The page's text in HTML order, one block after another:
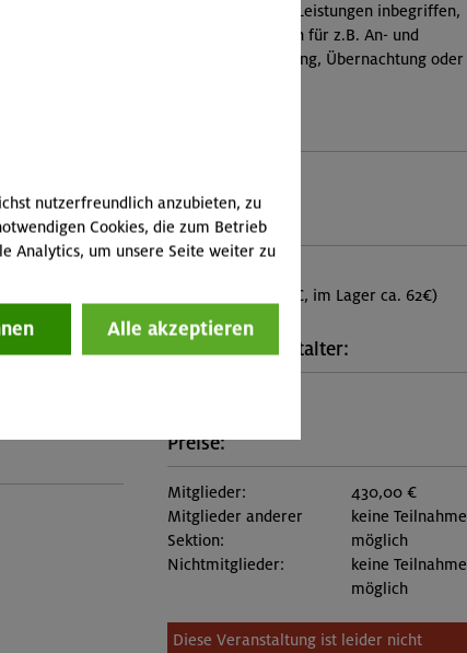
und
und Firn,
Abseilen,
erworbene
(Falls nicht in den Leistungen inbegriffen,
fallen Zusatzkosten für z.B. An- und
Abreise, Verpflegung, Übernachtung oder
Stützpunkt:
(Ü+HP im MBZ 72€, im Lager ca. 62€)
Kontakt Veranstalter:
Preise:
Mitglieder:
430,00 €
Mitglieder anderer
Sektion:
keine Teilnahme
möglich
Nichtmitglieder:
keine Teilnahme
möglich
Diese Veranstaltung ist leider nicht
nutzerfreundlich anzubieten, zu
Cookies, die zum Betrieb
Analytics, um unsere Seite weiter zu
Alle akzeptieren